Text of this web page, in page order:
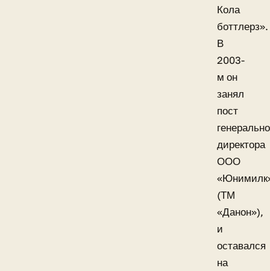
Кола
боттлерз».
В
2003-
м он
занял
пост
директора
ООО
(ТМ
«Данон»),
и
оставался
на